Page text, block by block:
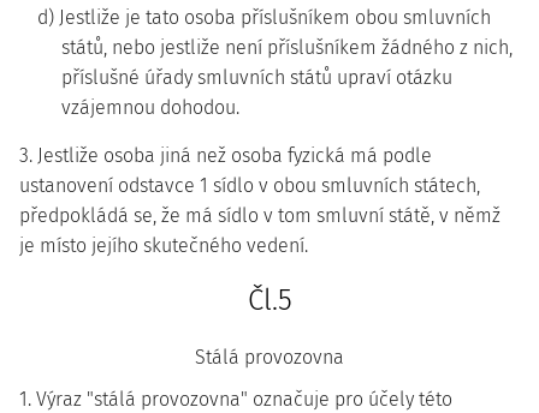
d) Jestliže je tato osoba příslušníkem obou smluvních
států, nebo jestliže není příslušníkem žádného z nich,
příslušné úřady smluvních států upraví otázku
vzájemnou dohodou.
3. Jestliže osoba jiná než osoba fyzická má podle
ustanovení odstavce 1 sídlo v obou smluvních státech,
předpokládá se, že má sídlo v tom smluvní státě, v němž
je místo jejího skutečného vedení.
Čl.5
Stálá provozovna
1. Výraz "stálá provozovna" označuje pro účely této